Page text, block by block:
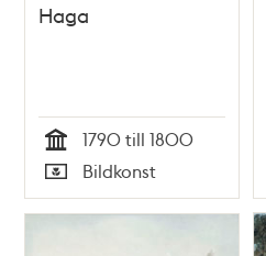
Haga
Tid
1790 till 1800
Typ
Bildkonst